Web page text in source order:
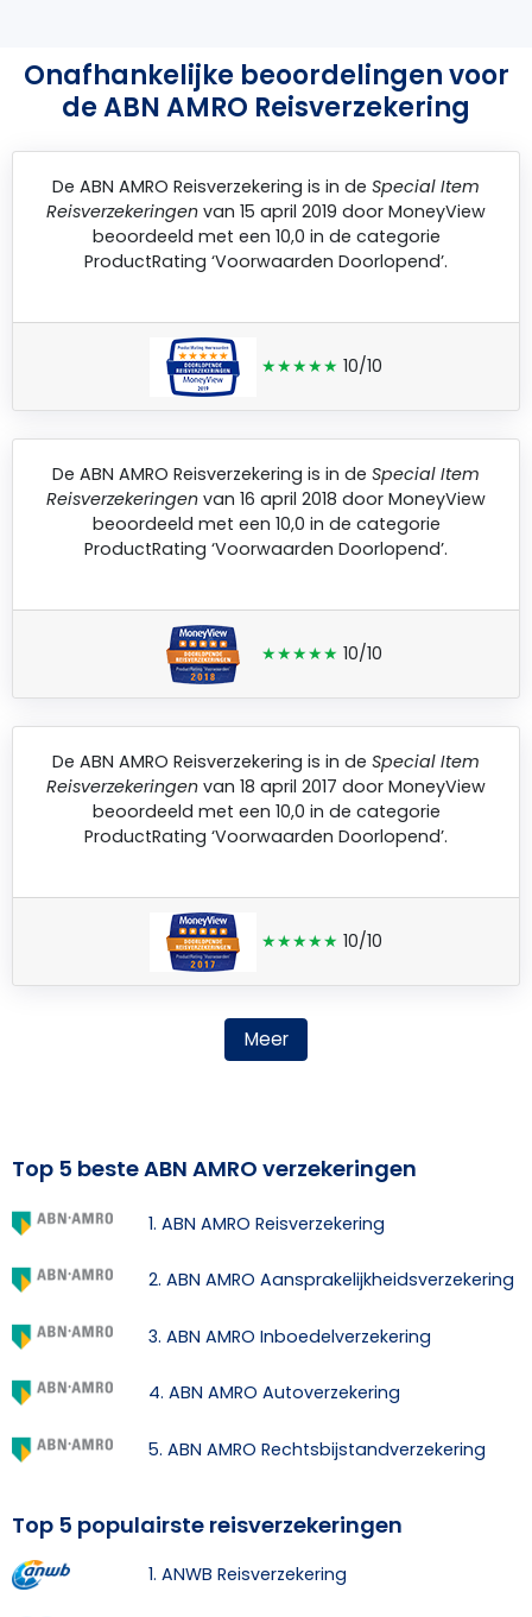
Onafhankelijke beoordelingen voor
de ABN AMRO Reisverzekering
De ABN AMRO Reisverzekering is in de Special Item
Reisverzekeringen van 15 april 2019 door MoneyView
beoordeeld met een 10,0 in de categorie
ProductRating ‘Voorwaarden Doorlopend’.
★★★★★ 10/10
De ABN AMRO Reisverzekering is in de Special Item
Reisverzekeringen van 16 april 2018 door MoneyView
beoordeeld met een 10,0 in de categorie
ProductRating ‘Voorwaarden Doorlopend’.
★★★★★ 10/10
De ABN AMRO Reisverzekering is in de Special Item
Reisverzekeringen van 18 april 2017 door MoneyView
beoordeeld met een 10,0 in de categorie
ProductRating ‘Voorwaarden Doorlopend’.
★★★★★ 10/10
Meer
Top 5 beste ABN AMRO verzekeringen
1. ABN AMRO Reisverzekering
2. ABN AMRO Aansprakelijkheidsverzekering
3. ABN AMRO Inboedelverzekering
4. ABN AMRO Autoverzekering
5. ABN AMRO Rechtsbijstandverzekering
Top 5 populairste reisverzekeringen
1. ANWB Reisverzekering